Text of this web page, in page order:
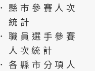
．縣市參賽人次
統計
．職員選手參賽
人次統計
．各縣市分項人